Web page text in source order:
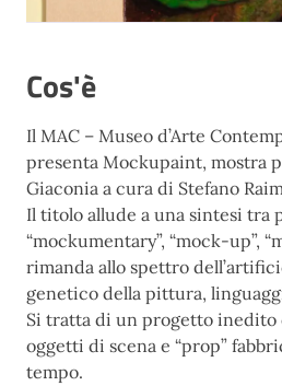
Cos'è
Il MAC – Museo d’Arte
presenta Mockupaint, mostra
Giaconia a cura di Stefano
Il titolo allude a una sintesi tra
“mockumentary”, “mock-up”,
rimanda allo spettro
genetico della pittura,
Si tratta di un progetto inedito
oggetti di scena e “prop”
tempo.